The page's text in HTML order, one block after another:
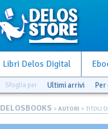
Libri Delos Digital
Sfoglia per Ultimi arrivi Per
DELOSBOOKS > AUTORI > TITOLI